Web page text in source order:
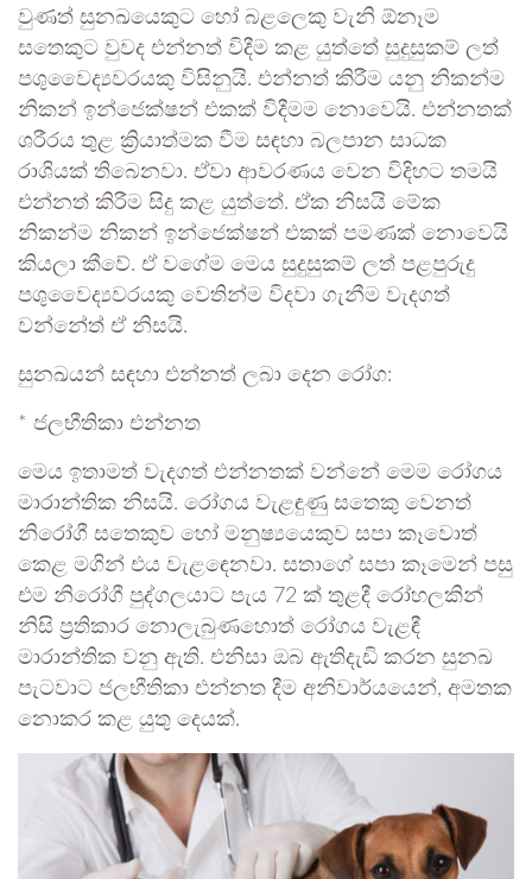
වුණත් සුනඛයෙකුට හෝ බළලෙකු වැනි ඕනෑම
සතෙකුට වුවද එන්නත් විදීම කළ යුත්තේ සුදුසුකම් ලත්
පශුවෛද්‍යවරයකු විසිනුයි. එන්නත් කිරීම යනු නිකන්ම
නිකන් ඉන්ජෙක්ෂන් එකක් විදීමම නොවෙයි. එන්නතක්
ශරීරය තුළ ක්‍රියාත්මක වීම සඳහා බලපාන සාධක
රාශියක් තිබෙනවා. ඒවා ආවරණය වෙන විදිහට තමයි
එන්නත් කිරීම සිදු කළ යුත්තේ. ඒක නිසයි මේක
නිකන්ම නිකන් ඉන්ජෙක්ෂන් එකක් පමණක් නොවෙයි
කියලා කීවේ. ඒ වගේම මෙය සුදුසුකම් ලත් පළපුරුදු
පශුවෛද්‍යවරයකු වෙතින්ම විදවා ගැනීම වැදගත්
වන්නේත් ඒ නිසයි.
සුනඛයන් සඳහා එන්නත් ලබා දෙන රෝග:
* ජලභීතිකා එන්නත
මෙය ඉතාමත් වැදගත් එන්නතක් වන්නේ මෙම රෝගය
මාරාන්තික නිසයි. රෝගය වැළඳුණු සතෙකු වෙනත්
නිරෝගී සතෙකුව හෝ මනුෂ්‍යයෙකුව සපා කෑවොත්
කෙළ මගින් එය වැළඳෙනවා. සතාගේ සපා කෑමෙන් පසු
එම නිරෝගී පුද්ගලයාට පැය 72 ක් තුළදී රෝහලකින්
නිසි ප්‍රතිකාර නොලැබුණහොත් රෝගය වැළඳී
මාරාන්තික වනු ඇති. එනිසා ඔබ ඇතිදැඩි කරන සුනඛ
පැටවාට ජලභීතිකා එන්නත දීම අනිවාර්යයෙන්, අමතක
නොකර කළ යුතු දෙයක්.